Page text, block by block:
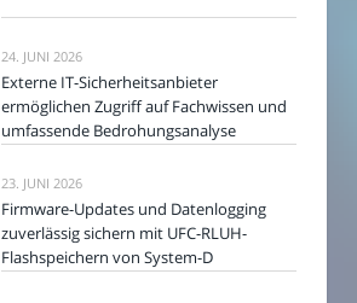
24. JUNI 2026
Externe IT-Sicherheitsanbieter
ermöglichen Zugriff auf Fachwissen und
umfassende Bedrohungsanalyse
23. JUNI 2026
Firmware-Updates und Datenlogging
zuverlässig sichern mit UFC-RLUH-
Flashspeichern von System-D